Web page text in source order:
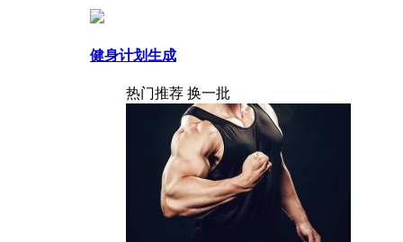
健身计划生成
热门推荐 换一批